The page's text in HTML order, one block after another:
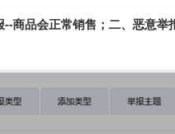
商品会正常销售；二、恶意